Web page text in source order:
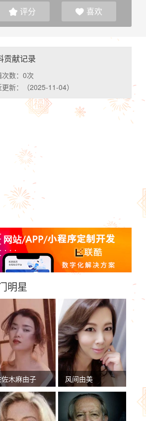
 评分  喜欢
贡献记录
数： 0次
新：
（2025-11-04）
明星
木麻由子 风间由美